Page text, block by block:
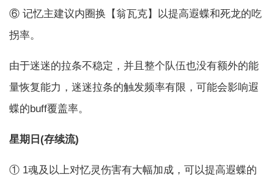
⑥ 记忆主建议内圈换【翁瓦克】以提高遐蝶和死龙的吃
拐率。
由于迷迷的拉条不稳定，并且整个队伍也没有额外的能
量恢复能力，迷迷拉条的触发频率有限，可能会影响遐
蝶的buff覆盖率。
星期日(存续流)
① 1魂及以上对忆灵伤害有大幅加成，可以提高遐蝶的